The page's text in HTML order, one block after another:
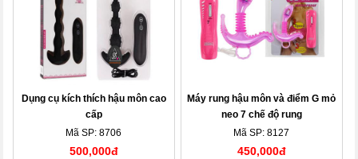
Dụng cụ kích thích hậu môn cao
cấp
Mã SP: 8706
500,000đ
Máy rung hậu môn và điểm G mỏ
neo 7 chế độ rung
Mã SP: 8127
450,000đ